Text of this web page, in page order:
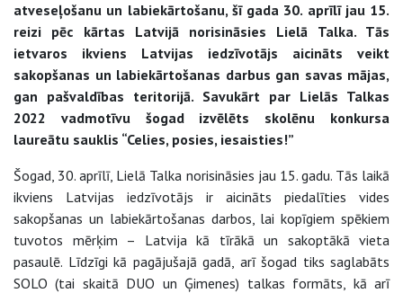
atveseļošanu un labiekārtošanu, šī gada 30. aprīlī jau 15.
reizi pēc kārtas Latvijā norisināsies Lielā Talka. Tās
ietvaros ikviens Latvijas iedzīvotājs aicināts veikt
sakopšanas un labiekārtošanas darbus gan savas mājas,
gan pašvaldības teritorijā. Savukārt par Lielās Talkas
2022 vadmotīvu šogad izvēlēts skolēnu konkursa
laureātu sauklis “Celies, posies, iesaisties!”
Šogad, 30. aprīlī, Lielā Talka norisināsies jau 15. gadu. Tās laikā
ikviens Latvijas iedzīvotājs ir aicināts piedalīties vides
sakopšanas un labiekārtošanas darbos, lai kopīgiem spēkiem
tuvotos mērķim – Latvija kā tīrākā un sakoptākā vieta
pasaulē. Līdzīgi kā pagājušajā gadā, arī šogad tiks saglabāts
SOLO (tai skaitā DUO un Ģimenes) talkas formāts, kā arī